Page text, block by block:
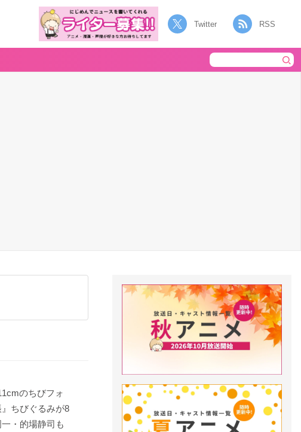
Twitter RSS
のちびフォ
ちびぐるみが8
・的場静司も